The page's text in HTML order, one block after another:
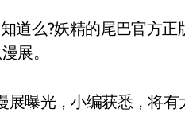
展。
曝光，小编获悉，将有